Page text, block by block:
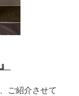
ご紹介させて